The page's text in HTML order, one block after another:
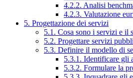
4.2.2. Analisi
4.2.3. Valutazione
5. Progettazione dei servizi
5.1. Cosa sono i servizi e il
5.2. Progettare servizi
5.3. Definire il modello di
5.3.1. Identificare gli
5.3.2. Formulare la